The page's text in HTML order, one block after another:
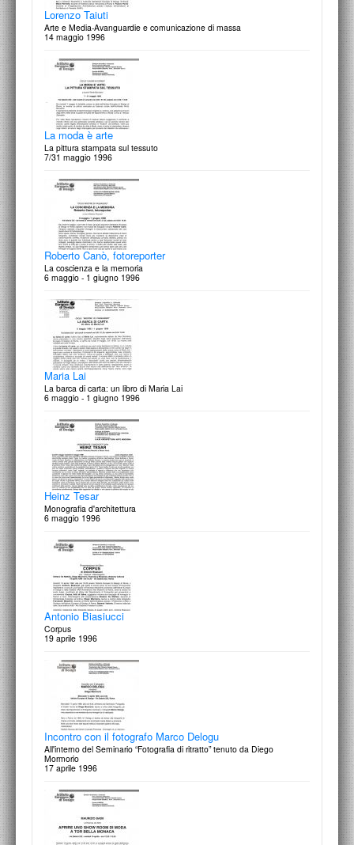
Digital Day: Minolta RD 175
La fotografia nell'era della sua riproducibilità digitale
19 maggio 1997
Velluto mio velluto
11 proposte tematiche per il tessuto stampato
12 maggio 1997
Operazione sintesi: Marchio e Logo
Mostra a cura di Michela Papadia
11/31 maggio 1997
L'arredo urbano a Forum P.A.
“Ambiente pubblico '97”, 1° Rassegna per la progettazione e l'arredo
degli spazi urbani
6/10 maggio 1997
Rosapaola Lucibelli
6 maggio 1997
Giuseppina Maurizi
Grow-Up: giovani artisti crescono
22 aprile 1997
Giovanni Cabassi
A due dita dal cuore: 50 immagini fotografiche di donne dalla cintola al
15 aprile 1997
Lorenzo Taiuti
Arte e Media-Avanguardie e comunicazione di massa
14 maggio 1996
La moda è arte
La pittura stampata sul tessuto
7/31 maggio 1996
Roberto Canò, fotoreporter
La coscienza e la memoria
6 maggio - 1 giugno 1996
Maria Lai
La barca di carta: un libro di Maria Lai
6 maggio - 1 giugno 1996
Heinz Tesar
Monografia d'architettura
6 maggio 1996
Antonio Biasiucci
Corpus
19 aprile 1996
Incontro con il fotografo Marco Delogu
All'interno del Seminario “Fotografia di ritratto” tenuto da Diego
Mormorio
17 aprile 1996